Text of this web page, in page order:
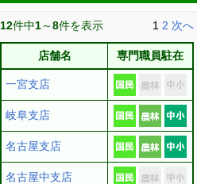
12件中1～8件を表示 1 2 次へ
店舗名 専門職員駐在
一宮支店
岐阜支店
名古屋支店
名古屋中支店